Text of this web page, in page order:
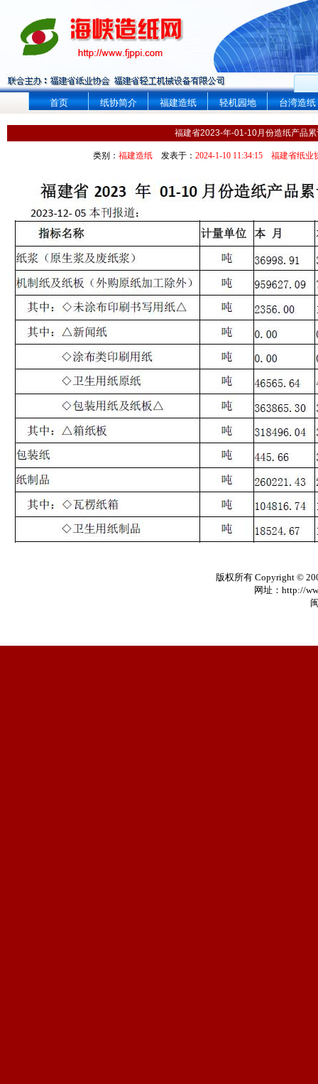
首页 纸协简介 福建造纸 轻机园地 台湾造纸
福建省2023-年-01-10月份造纸产品
类别： 福建造纸发表于： 2024-1-10 11:34:15 福建省纸业
版权所有 Copyright ©
网址：http://